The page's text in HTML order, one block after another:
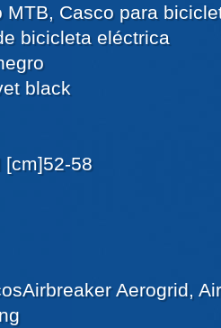
MTB, Casco para
bicicleta eléctrica
black
[cm]52-58
Airbreaker Aerogrid,